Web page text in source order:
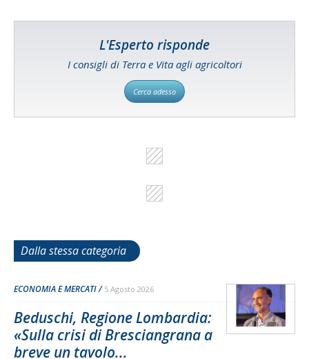
L'Esperto risponde
I consigli di Terra e Vita agli agricoltori
Cerca adesso
Dalla stessa categoria
ECONOMIA E MERCATI 5 Agosto 2026
Beduschi, Regione Lombardia:
«Sulla crisi di Bresciangrana a
breve un tavolo...